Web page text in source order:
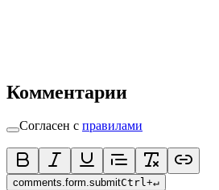
Комментарии
Согласен с правилами
comments.form.submitCtrl+↵